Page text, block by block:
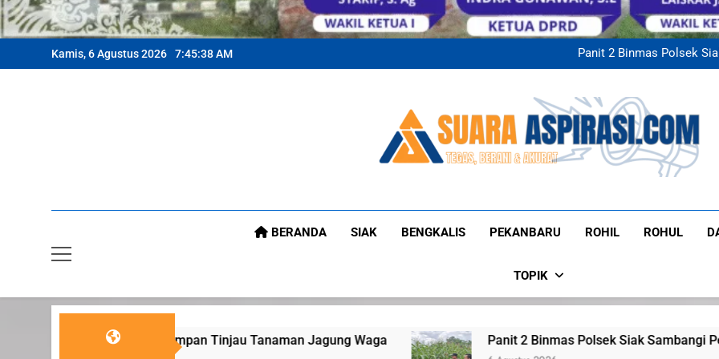
Kamis, 6 Agustus 2026 7:45:41 AM
Kanit Binmas Polsek
Sembako
Dukung Program
Panit 2 Binmas Polsek
KUA Minas Verifikasi
Kanit Binmas Polsek
Panit 2 Binmas Polsek
KUA Minas Verifikasi
Kanit Binmas Polsek
Sembako
Suaraaspirasi
BERANDA SIAK BENGKALIS PEKANBARU ROHIL ROHUL
TOPIK
Tinjau Tanaman Jagung Waga Panit 2 Binmas Polsek Siak Sambangi Petani Jagung, Berikan